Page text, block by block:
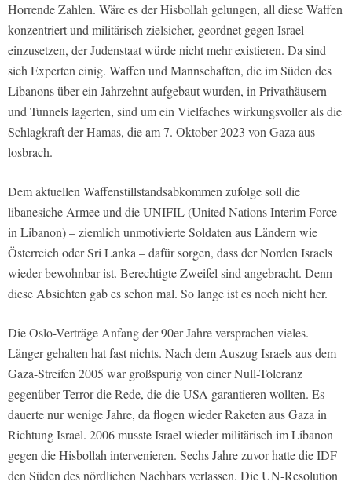
Horrende Zahlen. Wäre es der Hisbollah gelungen, all diese Waffen
konzentriert und militärisch zielsicher, geordnet gegen Israel
einzusetzen, der Judenstaat würde nicht mehr existieren. Da sind
sich Experten einig. Waffen und Mannschaften, die im Süden des
Libanons über ein Jahrzehnt aufgebaut wurden, in Privathäusern
und Tunnels lagerten, sind um ein Vielfaches wirkungsvoller als die
Schlagkraft der Hamas, die am 7. Oktober 2023 von Gaza aus
losbrach.
Dem aktuellen Waffenstillstandsabkommen zufolge soll die
libanesiche Armee und die UNIFIL (United Nations Interim Force
in Libanon) – ziemlich unmotivierte Soldaten aus Ländern wie
Österreich oder Sri Lanka – dafür sorgen, dass der Norden Israels
wieder bewohnbar ist. Berechtigte Zweifel sind angebracht. Denn
diese Absichten gab es schon mal. So lange ist es noch nicht her.
Die Oslo-Verträge Anfang der 90er Jahre versprachen vieles.
Länger gehalten hat fast nichts. Nach dem Auszug Israels aus dem
Gaza-Streifen 2005 war großspurig von einer Null-Toleranz
gegenüber Terror die Rede, die die USA garantieren wollten. Es
dauerte nur wenige Jahre, da flogen wieder Raketen aus Gaza in
Richtung Israel. 2006 musste Israel wieder militärisch im Libanon
gegen die Hisbollah intervenieren. Sechs Jahre zuvor hatte die IDF
den Süden des nördlichen Nachbars verlassen. Die UN-Resolution